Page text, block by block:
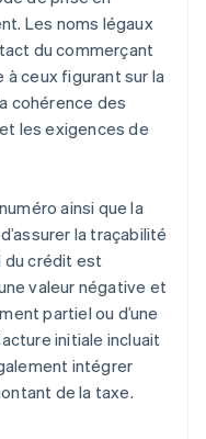
Les noms légaux
du commerçant
ceux figurant sur la
cohérence des
les exigences de
ainsi que la
la traçabilité
du crédit est
valeur négative et
partiel ou d’une
initiale incluait
intégrer
de la taxe.